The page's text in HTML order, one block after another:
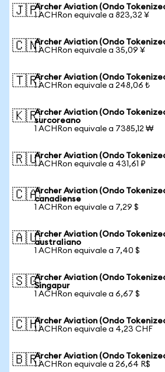
🇯🇵Archer Aviation (Ondo
1 ACHRon equivale a 823,32 ¥
🇨🇳Archer Aviation (Ondo
1 ACHRon equivale a 35,09 ¥
🇹🇷Archer Aviation (Ondo
1 ACHRon equivale a 248,06 ₺
🇰🇷Archer Aviation (Ondo
surcoreano
1 ACHRon equivale a 7385,12 ₩
🇷🇺Archer Aviation (Ondo
1 ACHRon equivale a 431,61 ₽
🇨🇦Archer Aviation (Ondo
canadiense
1 ACHRon equivale a 7,29 $
🇦🇺Archer Aviation (Ondo
australiano
1 ACHRon equivale a 7,40 $
🇸🇬Archer Aviation (Ondo
Singapur
1 ACHRon equivale a 6,67 $
🇨🇭Archer Aviation (Ondo
1 ACHRon equivale a 4,23 CHF
🇧🇷Archer Aviation (Ondo
1 ACHRon equivale a 26,64 R$